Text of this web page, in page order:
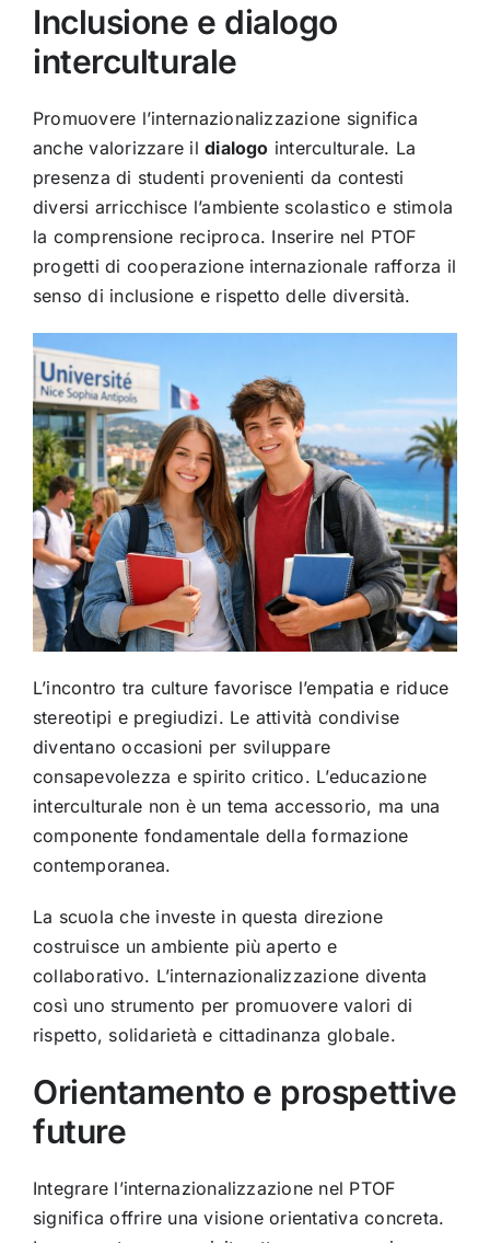
Inclusione e dialogo
interculturale
Promuovere l’internazionalizzazione significa
anche valorizzare ildialogo interculturale. La
presenza di studenti provenienti da contesti
diversi arricchisce l’ambiente scolastico e stimola
la comprensione reciproca. Inserire nel PTOF
progetti di cooperazione internazionale rafforza il
senso di inclusione e rispetto delle diversità.
L’incontro tra culture favorisce l’empatia e riduce
stereotipi e pregiudizi. Le attività condivise
diventano occasioni per sviluppare
consapevolezza e spirito critico. L’educazione
interculturale non è un tema accessorio, ma una
componente fondamentale della formazione
contemporanea.
La scuola che investe in questa direzione
costruisce un ambiente più aperto e
collaborativo. L’internazionalizzazione diventa
così uno strumento per promuovere valori di
rispetto, solidarietà e cittadinanza globale.
Orientamento e prospettive
future
Integrare l’internazionalizzazione nel PTOF
significa offrire una visione orientativa concreta.